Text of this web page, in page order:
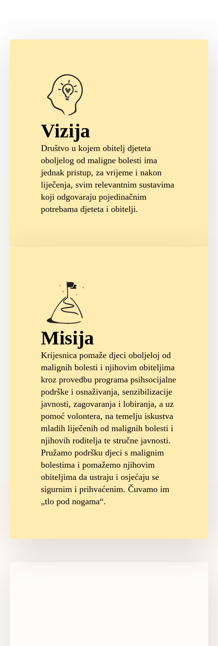
Vizija
Društvo u kojem obitelj djeteta
oboljelog od maligne bolesti ima
jednak pristup, za vrijeme i nakon
liječenja, svim relevantnim sustavima
koji odgovaraju pojedinačnim
potrebama djeteta i obitelji.
Misija
Krijesnica pomaže djeci oboljeloj od
malignih bolesti i njihovim obiteljima
kroz provedbu programa psihsocijalne
podrške i osnaživanja, senzibilizacije
javnosti, zagovaranja i lobiranja, a uz
pomoć volontera, na temelju iskustva
mladih liječenih od malignih bolesti i
njihovih roditelja te stručne javnosti.
Pružamo podršku djeci s malignim
bolestima i pomažemo njihovim
obiteljima da ustraju i osjećaju se
sigurnim i prihvaćenim. Čuvamo im
„tlo pod nogama“.